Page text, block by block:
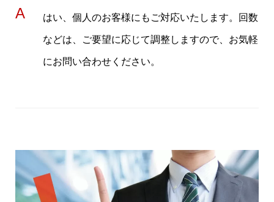
A はい、個人のお客様にもご対応いたします。回数
などは、ご要望に応じて調整しますので、お気軽
にお問い合わせください。